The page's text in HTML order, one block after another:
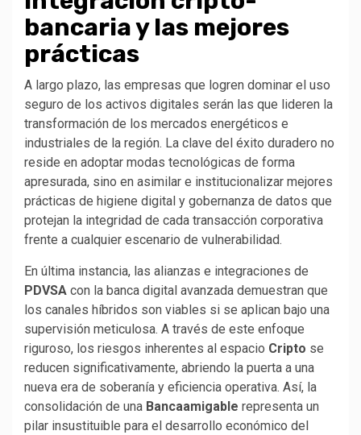
bancaria y las mejores
prácticas
A largo plazo, las empresas que logren dominar el uso
seguro de los activos digitales serán las que lideren la
transformación de los mercados energéticos e
industriales de la región. La clave del éxito duradero no
reside en adoptar modas tecnológicas de forma
apresurada, sino en asimilar e institucionalizar mejores
prácticas de higiene digital y gobernanza de datos que
protejan la integridad de cada transacción corporativa
frente a cualquier escenario de vulnerabilidad.
En última instancia, las alianzas e integraciones de
PDVSA con la banca digital avanzada demuestran que
los canales híbridos son viables si se aplican bajo una
supervisión meticulosa. A través de este enfoque
riguroso, los riesgos inherentes al espacio Cripto se
reducen significativamente, abriendo la puerta a una
nueva era de soberanía y eficiencia operativa. Así, la
consolidación de una Bancaamigable representa un
pilar insustituible para el desarrollo económico del